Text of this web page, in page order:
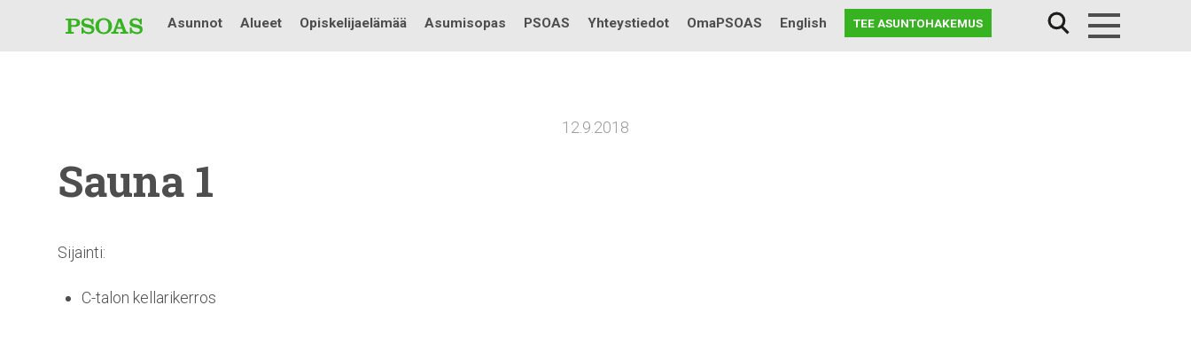
Testi
Asunnot Alueet Opiskelijaelämää Asumisopas PSOAS Yhteystiedot OmaPSOAS English TEE ASUNTOHAKEMUS
12.9.2018
Sauna 1
Sijainti:
C-talon kellarikerros